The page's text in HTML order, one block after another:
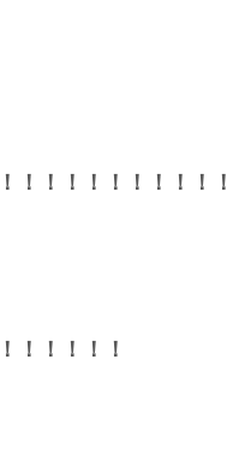
！！！！！！！！！！
！！！！！